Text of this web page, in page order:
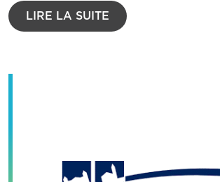
LIRE LA SUITE